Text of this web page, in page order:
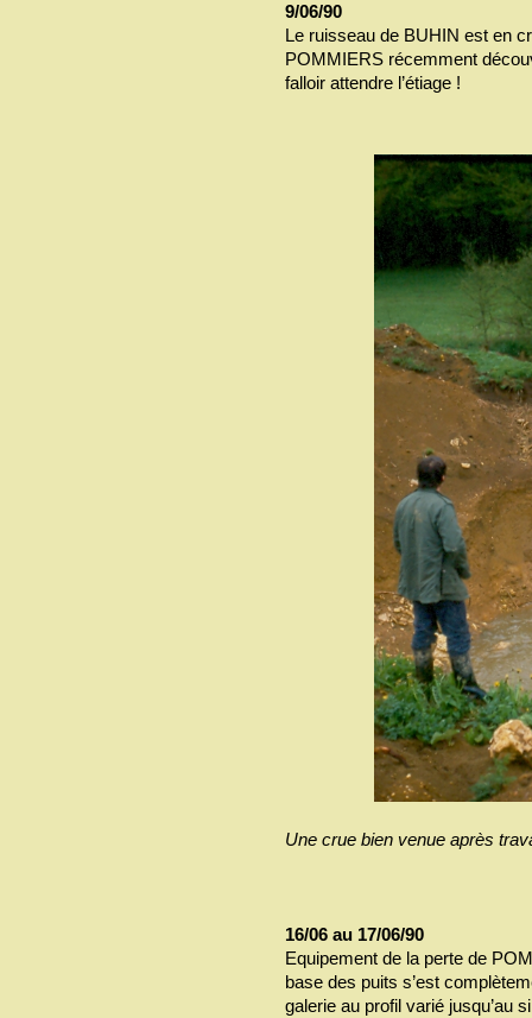
9/06/90
Le ruisseau de BUHIN est en
POMMIERS récemment
falloir attendre l’étiage !
Une crue bien venue après
16/06 au 17/06/90
Equipement de la perte de
base des puits s’est
galerie au profil varié jusqu’au